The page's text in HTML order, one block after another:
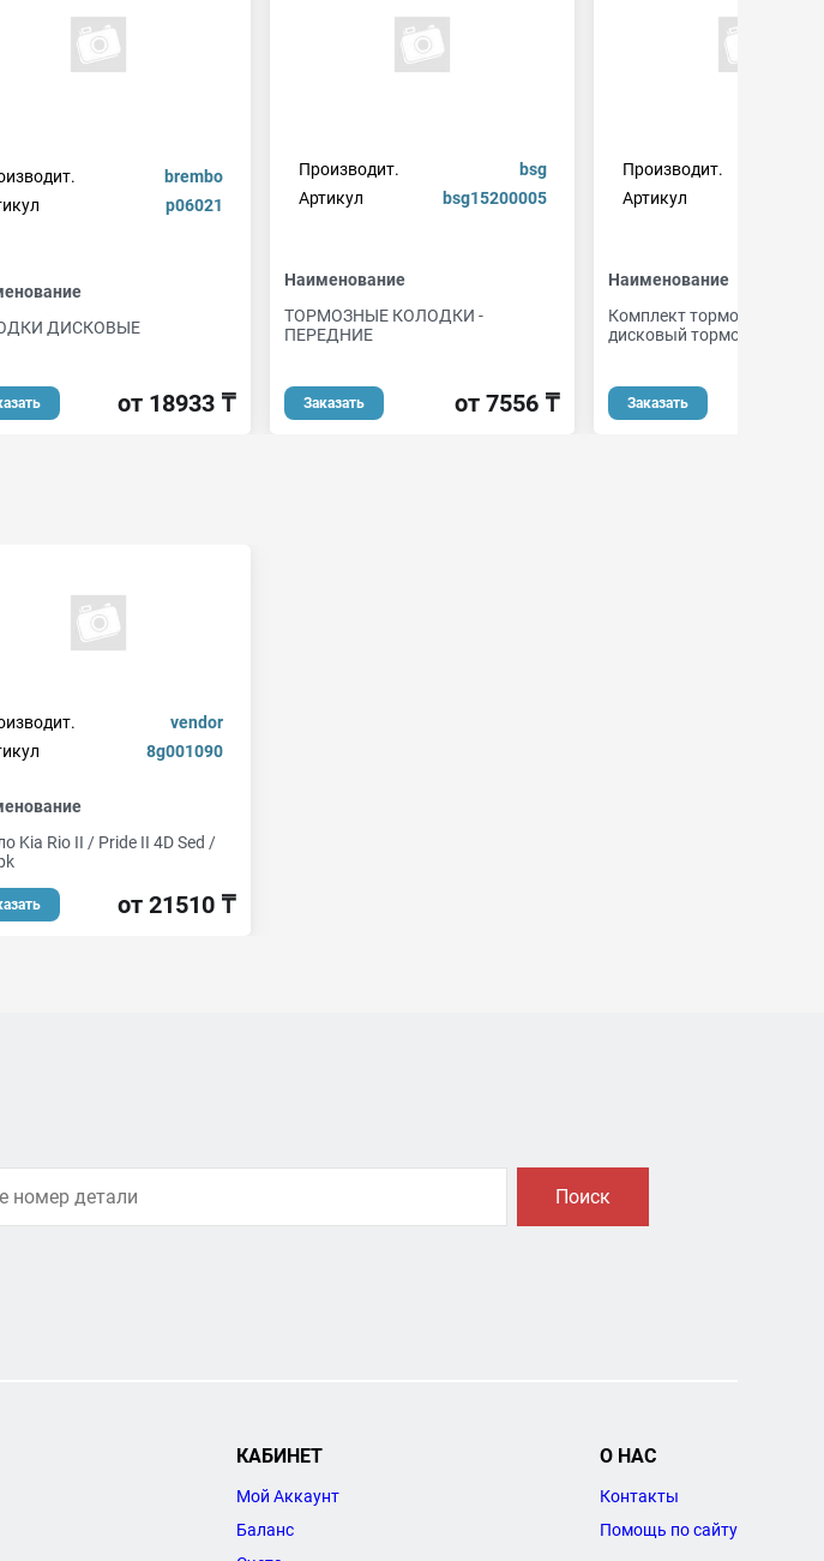
brembo
p06021
ДИСКОВЫЕ
от 18933 ₸
Производит.
bsg
Артикул
bsg15200005
Наименование
ТОРМОЗНЫЕ КОЛОДКИ -
ПЕРЕДНИЕ
Заказать от 7556 ₸
Производит.
Артикул
Наименование
Комплект тормозных
дисковый тормоз
Заказать
vendor
8g001090
Kia Rio II / Pride II 4D Sed /
от 21510 ₸
Поиск
КАБИНЕТ
Мой Аккаунт
Баланс
О НАС
Контакты
Помощь по сайту